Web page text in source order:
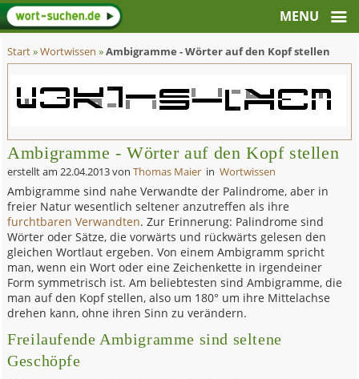
Start»Wortwissen »Ambigramme - Wörter auf den Kopf stellen
Ambigramme - Wörter auf den Kopf stellen
erstellt am22.04.2013vonThomas Maier inWortwissen
Ambigramme sind nahe Verwandte der Palindrome, aber in
freier Natur wesentlich seltener anzutreffen als ihre
furchtbaren Verwandten. Zur Erinnerung: Palindrome sind
Wörter oder Sätze, die vorwärts und rückwärts gelesen den
gleichen Wortlaut ergeben. Von einem Ambigramm spricht
man, wenn ein Wort oder eine Zeichenkette in irgendeiner
Form symmetrisch ist. Am beliebtesten sind Ambigramme, die
man auf den Kopf stellen, also um 180° um ihre Mittelachse
drehen kann, ohne ihren Sinn zu verändern.
Freilaufende Ambigramme sind seltene
Geschöpfe